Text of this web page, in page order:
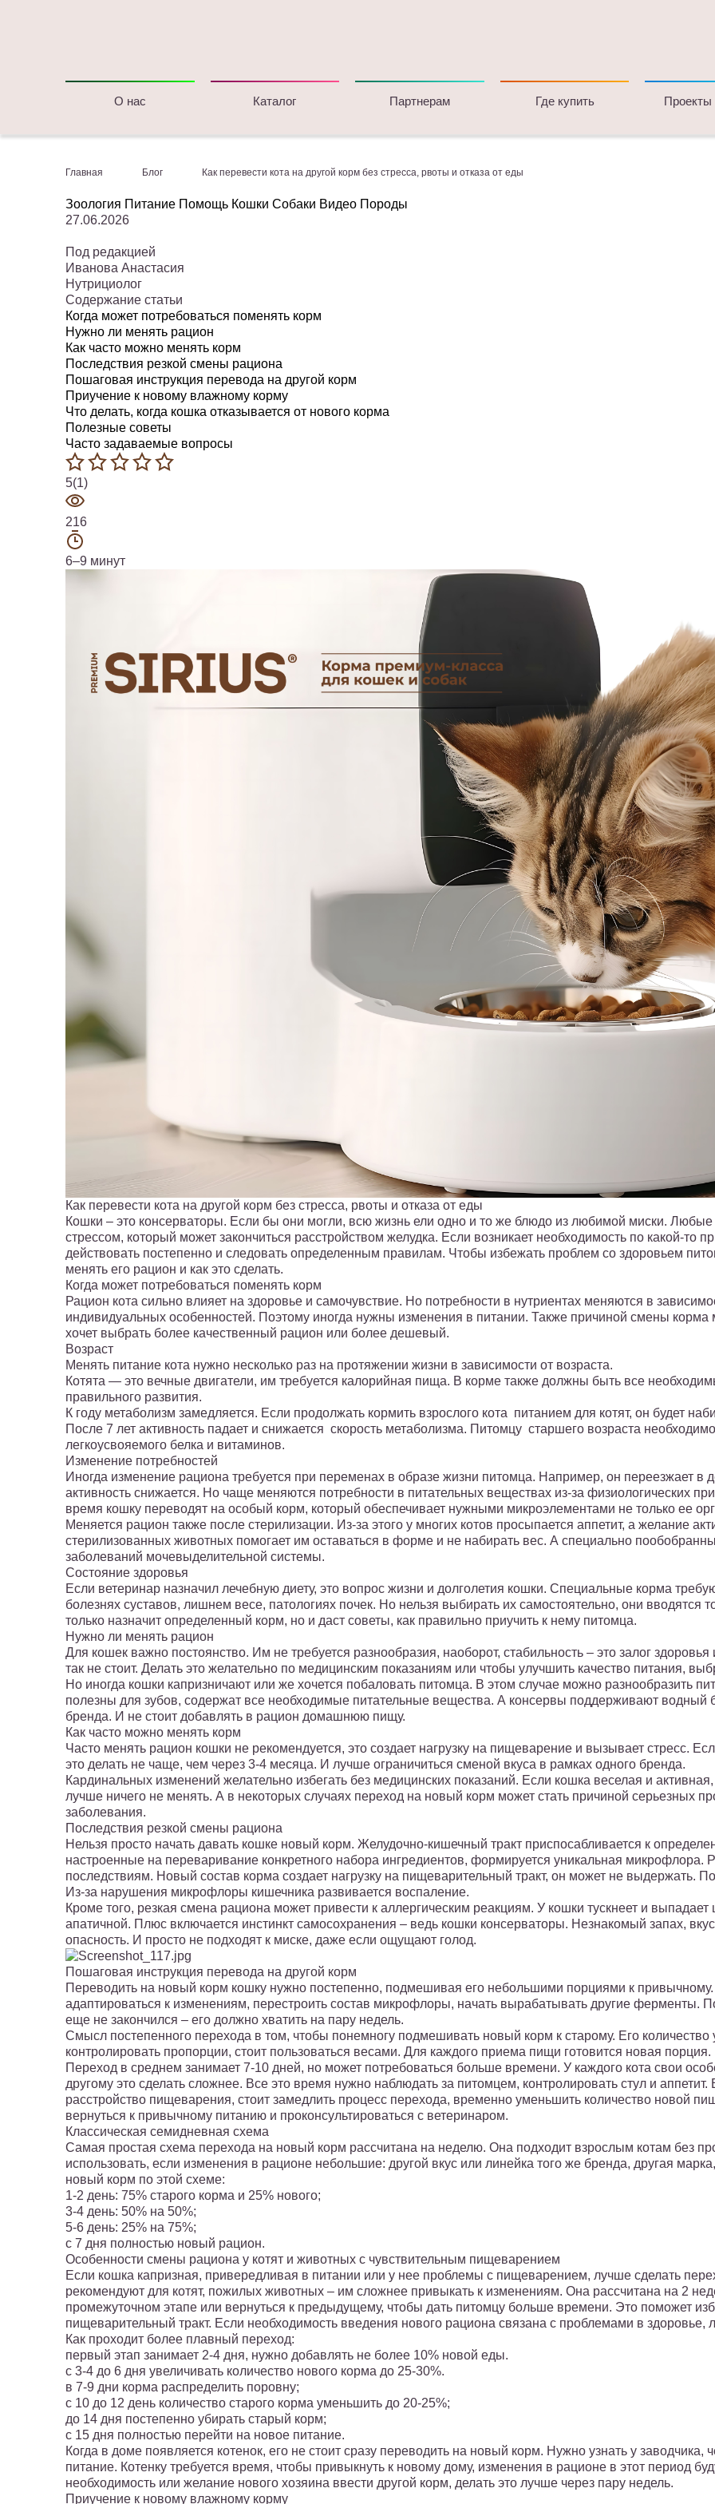
О нас Каталог Партнерам Где купить Проекты
Главная Блог Как перевести кота на другой корм без стресса, рвоты и отказа от еды
Зоология Питание Помощь Кошки Собаки Видео Породы
27.06.2026
Под редакцией
Иванова Анастасия
Нутрициолог
Содержание статьи
Когда может потребоваться поменять корм
Нужно ли менять рацион
Как часто можно менять корм
Последствия резкой смены рациона
Пошаговая инструкция перевода на другой корм
Приучение к новому влажному корму
Что делать, когда кошка отказывается от нового корма
Полезные советы
Часто задаваемые вопросы
5(1)
216
6–9 минут
Как перевести кота на другой корм без стресса, рвоты и отказа от еды
Кошки – это консерваторы. Если бы они могли, всю жизнь ели одно и то же блюдо из любимой миски.
стрессом, который может закончиться расстройством желудка. Если возникает необходимость по какой-то
действовать постепенно и следовать определенным правилам. Чтобы избежать проблем со здоровьем
менять его рацион и как это сделать.
Когда может потребоваться поменять корм
Рацион кота сильно влияет на здоровье и самочувствие. Но потребности в нутриентах меняются в
индивидуальных особенностей. Поэтому иногда нужны изменения в питании. Также причиной смены
хочет выбрать более качественный рацион или более дешевый.
Возраст
Менять питание кота нужно несколько раз на протяжении жизни в зависимости от возраста.
Котята — это вечные двигатели, им требуется калорийная пища. В корме также должны быть все
правильного развития.
К году метаболизм замедляется. Если продолжать кормить взрослого кота питанием для котят, он будет
После 7 лет активность падает и снижается скорость метаболизма. Питомцу старшего возраста
легкоусвояемого белка и витаминов.
Изменение потребностей
Иногда изменение рациона требуется при переменах в образе жизни питомца. Например, он переезжает в
активность снижается. Но чаще меняются потребности в питательных веществах из-за физиологических
время кошку переводят на особый корм, который обеспечивает нужными микроэлементами не только ее
Меняется рацион также после стерилизации. Из-за этого у многих котов просыпается аппетит, а желание
стерилизованных животных помогает им оставаться в форме и не набирать вес. А специально
заболеваний мочевыделительной системы.
Состояние здоровья
Если ветеринар назначил лечебную диету, это вопрос жизни и долголетия кошки. Специальные корма
болезнях суставов, лишнем весе, патологиях почек. Но нельзя выбирать их самостоятельно, они вводятся
только назначит определенный корм, но и даст советы, как правильно приучить к нему питомца.
Нужно ли менять рацион
Для кошек важно постоянство. Им не требуется разнообразия, наоборот, стабильность – это залог
так не стоит. Делать это желательно по медицинским показаниям или чтобы улучшить качество питания,
Но иногда кошки капризничают или же хочется побаловать питомца. В этом случае можно разнообразить
полезны для зубов, содержат все необходимые питательные вещества. А консервы поддерживают водный
бренда. И не стоит добавлять в рацион домашнюю пищу.
Как часто можно менять корм
Часто менять рацион кошки не рекомендуется, это создает нагрузку на пищеварение и вызывает стресс.
это делать не чаще, чем через 3-4 месяца. И лучше ограничиться сменой вкуса в рамках одного бренда.
Кардинальных изменений желательно избегать без медицинских показаний. Если кошка веселая и
лучше ничего не менять. А в некоторых случаях переход на новый корм может стать причиной серьезных
заболевания.
Последствия резкой смены рациона
Нельзя просто начать давать кошке новый корм. Желудочно-кишечный тракт приспосабливается к
настроенные на переваривание конкретного набора ингредиентов, формируется уникальная микрофлора.
последствиям. Новый состав корма создает нагрузку на пищеварительный тракт, он может не выдержать.
Из-за нарушения микрофлоры кишечника развивается воспаление.
Кроме того, резкая смена рациона может привести к аллергическим реакциям. У кошки тускнеет и
апатичной. Плюс включается инстинкт самосохранения – ведь кошки консерваторы. Незнакомый запах,
опасность. И просто не подходят к миске, даже если ощущают голод.
Пошаговая инструкция перевода на другой корм
Переводить на новый корм кошку нужно постепенно, подмешивая его небольшими порциями к
адаптироваться к изменениям, перестроить состав микрофлоры, начать вырабатывать другие ферменты.
еще не закончился – его должно хватить на пару недель.
Смысл постепенного перехода в том, чтобы понемногу подмешивать новый корм к старому. Его количество
контролировать пропорции, стоит пользоваться весами. Для каждого приема пищи готовится новая порция.
Переход в среднем занимает 7-10 дней, но может потребоваться больше времени. У каждого кота свои
другому это сделать сложнее. Все это время нужно наблюдать за питомцем, контролировать стул и
расстройство пищеварения, стоит замедлить процесс перехода, временно уменьшить количество новой
вернуться к привычному питанию и проконсультироваться с ветеринаром.
Классическая семидневная схема
Самая простая схема перехода на новый корм рассчитана на неделю. Она подходит взрослым котам без
использовать, если изменения в рационе небольшие: другой вкус или линейка того же бренда, другая
новый корм по этой схеме:
1-2 день: 75% старого корма и 25% нового;
3-4 день: 50% на 50%;
5-6 день: 25% на 75%;
с 7 дня полностью новый рацион.
Особенности смены рациона у котят и животных с чувствительным пищеварением
Если кошка капризная, привередливая в питании или у нее проблемы с пищеварением, лучше сделать
рекомендуют для котят, пожилых животных – им сложнее привыкать к изменениям. Она рассчитана на 2
промежуточном этапе или вернуться к предыдущему, чтобы дать питомцу больше времени. Это поможет
пищеварительный тракт. Если необходимость введения нового рациона связана с проблемами в
Как проходит более плавный переход:
первый этап занимает 2-4 дня, нужно добавлять не более 10% новой еды.
с 3-4 до 6 дня увеличивать количество нового корма до 25-30%.
в 7-9 дни корма распределить поровну;
с 10 до 12 день количество старого корма уменьшить до 20-25%;
до 14 дня постепенно убирать старый корм;
с 15 дня полностью перейти на новое питание.
Когда в доме появляется котенок, его не стоит сразу переводить на новый корм. Нужно узнать у
питание. Котенку требуется время, чтобы привыкнуть к новому дому, изменения в рационе в этот период
необходимость или желание нового хозяина ввести другой корм, делать это лучше через пару недель.
Приучение к новому влажному корму